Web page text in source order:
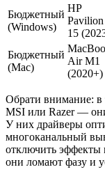
Бюджетный
(Windows)
HP
Pavilion
15
Бюджетный
(Mac)
Air M1
(2020+)
Обрати внимание: в
MSI или Razer —
У них драйверы
многоканальный
отключить
они ломают фазу и